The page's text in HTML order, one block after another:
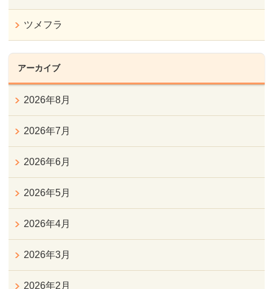
ツメフラ
アーカイブ
2026年8月
2026年7月
2026年6月
2026年5月
2026年4月
2026年3月
2026年2月